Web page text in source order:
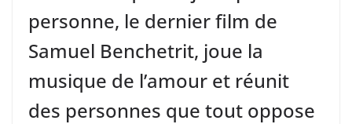
personne, le dernier film de
Samuel Benchetrit, joue la
musique de l’amour et réunit
des personnes que tout oppose